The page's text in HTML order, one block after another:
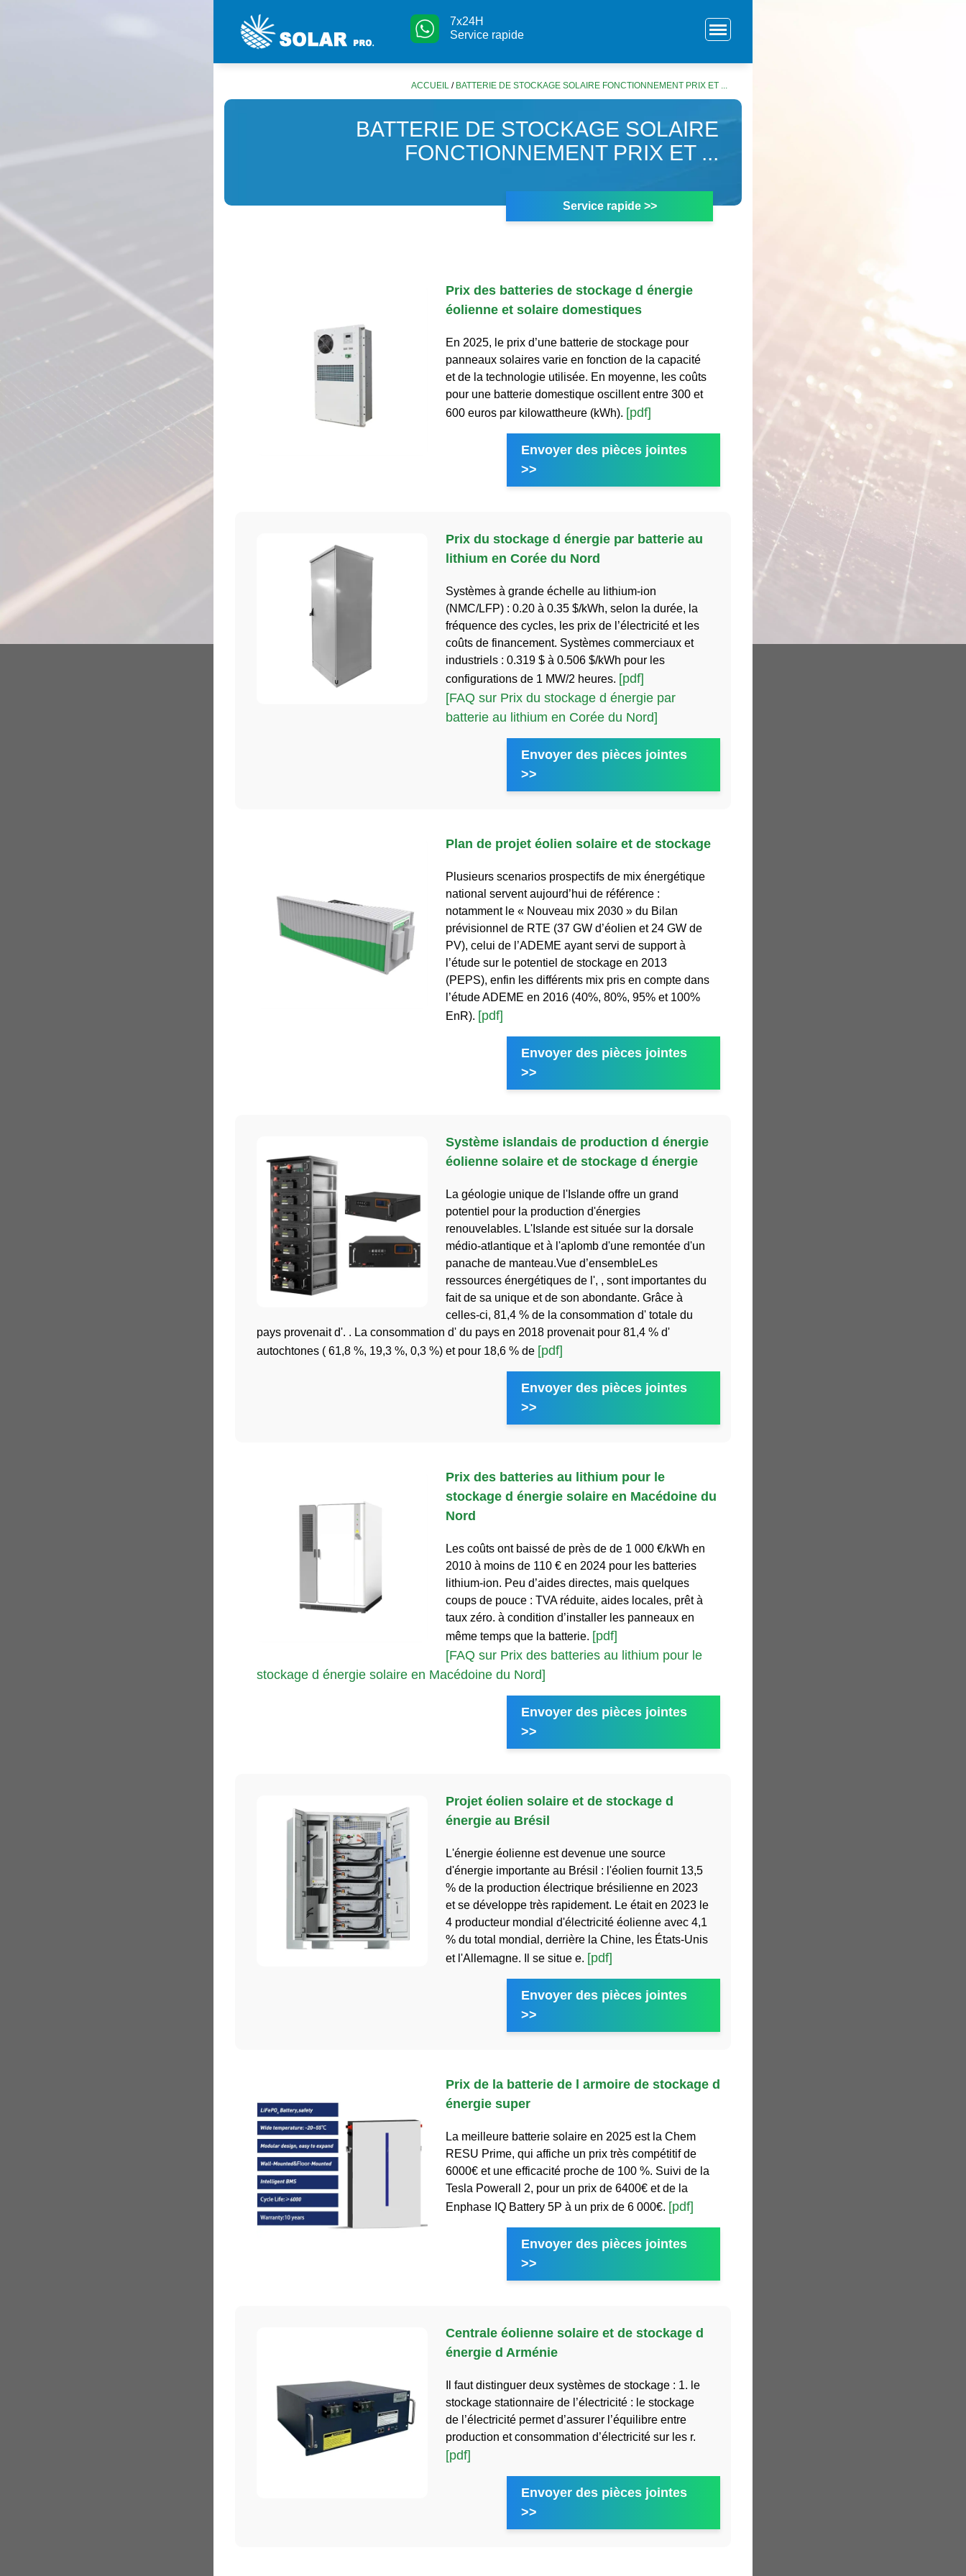
7x24H
Service rapide
ACCUEIL / BATTERIE DE STOCKAGE SOLAIRE FONCTIONNEMENT PRIX ET ...
BATTERIE DE STOCKAGE SOLAIRE
FONCTIONNEMENT PRIX ET ...
Service rapide >>
Prix des batteries de stockage d énergie
éolienne et solaire domestiques
En 2025, le prix d’une batterie de stockage pour
panneaux solaires varie en fonction de la capacité
et de la technologie utilisée. En moyenne, les coûts
pour une batterie domestique oscillent entre 300 et
600 euros par kilowattheure (kWh). [pdf]
Envoyer des pièces jointes
>>
Prix du stockage d énergie par batterie au
lithium en Corée du Nord
Systèmes à grande échelle au lithium-ion
(NMC/LFP) : 0.20 à 0.35 $/kWh, selon la durée, la
fréquence des cycles, les prix de l’électricité et les
coûts de financement. Systèmes commerciaux et
industriels : 0.319 $ à 0.506 $/kWh pour les
configurations de 1 MW/2 heures. [pdf]
[FAQ sur Prix du stockage d énergie par
batterie au lithium en Corée du Nord]
Envoyer des pièces jointes
>>
Plan de projet éolien solaire et de stockage
Plusieurs scenarios prospectifs de mix énergétique
national servent aujourd’hui de référence :
notamment le « Nouveau mix 2030 » du Bilan
prévisionnel de RTE (37 GW d’éolien et 24 GW de
PV), celui de l’ADEME ayant servi de support à
l’étude sur le potentiel de stockage en 2013
(PEPS), enfin les différents mix pris en compte dans
l’étude ADEME en 2016 (40%, 80%, 95% et 100%
EnR). [pdf]
Envoyer des pièces jointes
>>
Système islandais de production d énergie
éolienne solaire et de stockage d énergie
La géologie unique de l'Islande offre un grand
potentiel pour la production d'énergies
renouvelables. L'Islande est située sur la dorsale
médio-atlantique et à l'aplomb d'une remontée d'un
panache de manteau.Vue d’ensembleLes
ressources énergétiques de l', , sont importantes du
fait de sa unique et de son abondante. Grâce à
celles-ci, 81,4 % de la consommation d' totale du
pays provenait d'. . La consommation d' du pays en 2018 provenait pour 81,4 % d'
autochtones ( 61,8 %, 19,3 %, 0,3 %) et pour 18,6 % de [pdf]
Envoyer des pièces jointes
>>
Prix des batteries au lithium pour le
stockage d énergie solaire en Macédoine du
Nord
Les coûts ont baissé de près de de 1 000 €/kWh en
2010 à moins de 110 € en 2024 pour les batteries
lithium-ion. Peu d’aides directes, mais quelques
coups de pouce : TVA réduite, aides locales, prêt à
taux zéro. à condition d’installer les panneaux en
même temps que la batterie. [pdf]
[FAQ sur Prix des batteries au lithium pour le
stockage d énergie solaire en Macédoine du Nord]
Envoyer des pièces jointes
>>
Projet éolien solaire et de stockage d
énergie au Brésil
L'énergie éolienne est devenue une source
d'énergie importante au Brésil : l'éolien fournit 13,5
% de la production électrique brésilienne en 2023
et se développe très rapidement. Le était en 2023 le
4 producteur mondial d'électricité éolienne avec 4,1
% du total mondial, derrière la Chine, les États-Unis
et l'Allemagne. Il se situe e. [pdf]
Envoyer des pièces jointes
>>
Prix de la batterie de l armoire de stockage d
énergie super
La meilleure batterie solaire en 2025 est la Chem
RESU Prime, qui affiche un prix très compétitif de
6000€ et une efficacité proche de 100 %. Suivi de la
Tesla Powerall 2, pour un prix de 6400€ et de la
Enphase IQ Battery 5P à un prix de 6 000€. [pdf]
Envoyer des pièces jointes
>>
Centrale éolienne solaire et de stockage d
énergie d Arménie
Il faut distinguer deux systèmes de stockage : 1. le
stockage stationnaire de l’électricité : le stockage
de l’électricité permet d’assurer l’équilibre entre
production et consommation d’électricité sur les r.
[pdf]
Envoyer des pièces jointes
>>